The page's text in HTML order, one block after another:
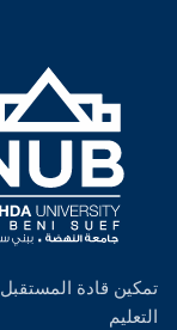
صور الكلية
جداول
الدراسات
تمكين قادة
التعليم